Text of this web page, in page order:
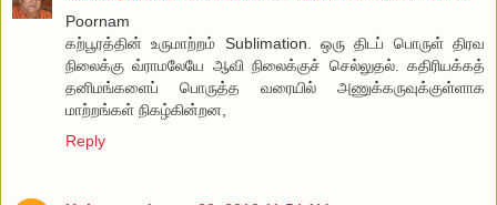
Poornam
கற்பூரத்தின் உருமாற்றம் Sublimation. ஒரு திடப் பொருள் திரவ
நிலைக்கு வ்ராமலேயே ஆவி நிலைக்குச் செல்லுதல். கதிரியக்கத்
தனிமங்களைப் பொருத்த வரையில் அணுக்கருவுக்குள்ளாக
மாற்றங்கள் நிகழ்கின்றன,
Reply